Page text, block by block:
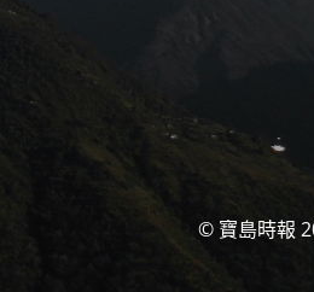
© 寶島時報